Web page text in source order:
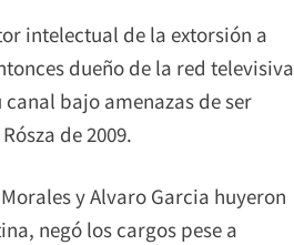
intelectual de la extorsión a
dueño de la red televisiva
canal bajo amenazas de ser
de 2009.
y Alvaro Garcia huyeron
negó los cargos pese a